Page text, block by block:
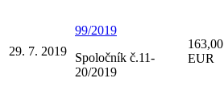
29. 7. 2019
99/2019
Spoločník č.11-
20/2019
163,00
EUR